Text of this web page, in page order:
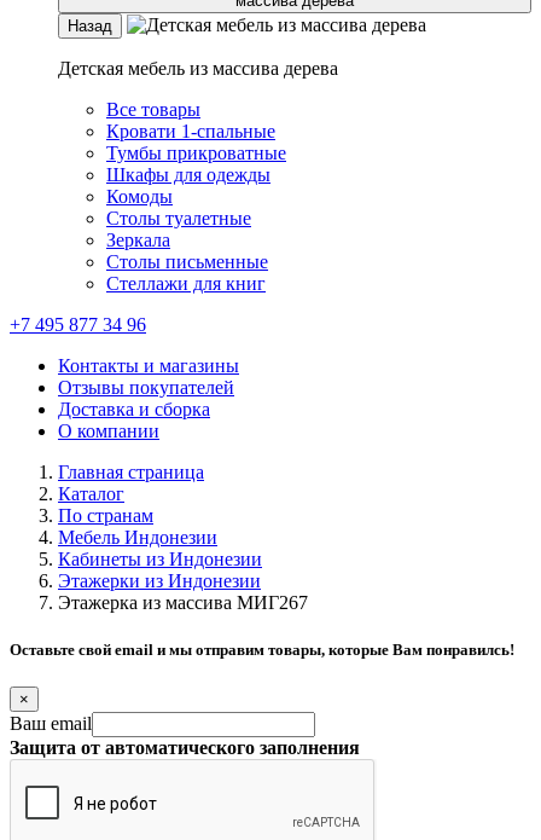
Назад
Детская мебель из массива дерева
Все товары
Кровати 1-спальные
Тумбы прикроватные
Шкафы для одежды
Комоды
Столы туалетные
Зеркала
Столы письменные
Стеллажи для книг
+7 495 877 34 96
Контакты и магазины
Отзывы покупателей
Доставка и сборка
О компании
Главная страница
Каталог
По странам
Мебель Индонезии
Кабинеты из Индонезии
Этажерки из Индонезии
Этажерка из массива МИГ267
Оставьте свой email и мы отправим товары, которые Вам понравилсь!
×
Ваш email
Защита от автоматического заполнения